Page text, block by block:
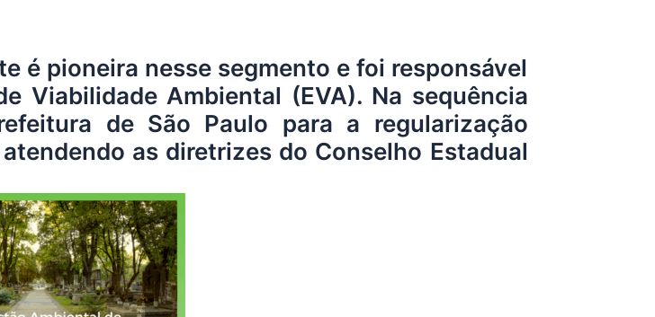
é pioneira nesse segmento e foi responsável
Viabilidade Ambiental (EVA). Na sequência
de São Paulo para a regularização
as diretrizes do Conselho Estadual